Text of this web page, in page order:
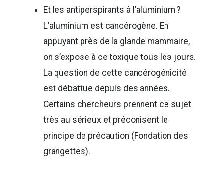
Et les antiperspirants à l’aluminium ?
L’aluminium est cancérogène. En
appuyant près de la glande mammaire,
on s’expose à ce toxique tous les jours.
La question de cette cancérogénicité
est débattue depuis des années.
Certains chercheurs prennent ce sujet
très au sérieux et préconisent le
principe de précaution (Fondation des
grangettes).